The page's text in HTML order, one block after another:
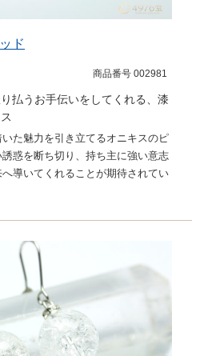
ド
商品番号 002981
払うお手伝いをしてくれる、漆
た魅力を引き立てるオニキスのピ
惑を断ち切り、持ち主に強い意志
導いてくれることが期待されてい